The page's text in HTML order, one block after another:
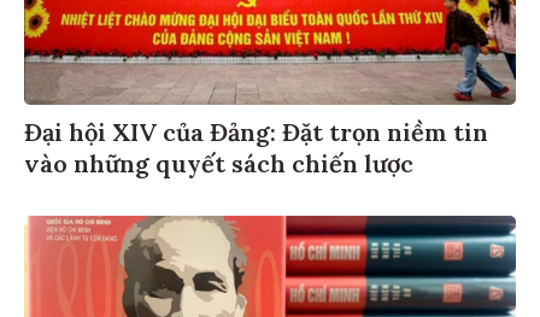
Đại hội XIV của Đảng: Đặt trọn niềm tin
vào những quyết sách chiến lược